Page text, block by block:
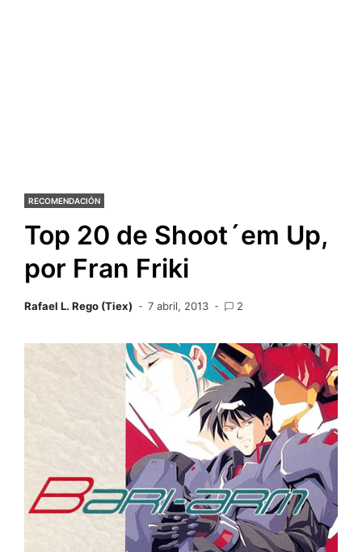
RECOMENDACIÓN
Top 20 de Shoot´em Up,
por Fran Friki
Rafael L. Rego (Tiex) 7 abril, 2013 2